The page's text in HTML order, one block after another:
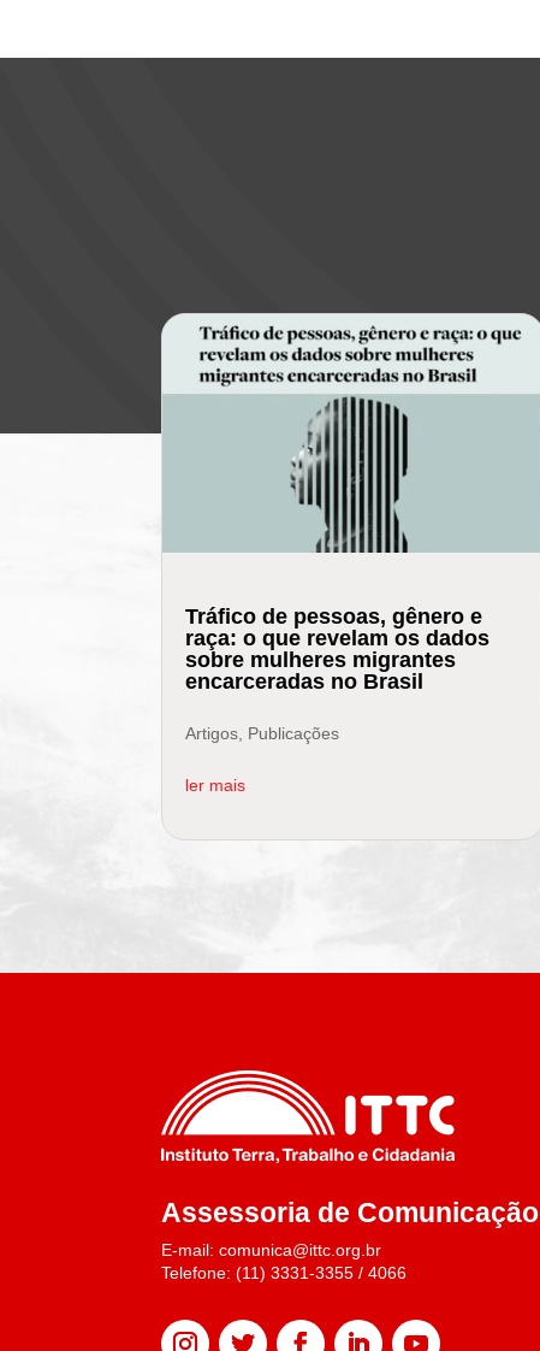
Tráfico de pessoas, gênero e
raça: o que revelam os dados
sobre mulheres migrantes
encarceradas no Brasil
Artigos, Publicações
ler mais
Assessoria de Comunicação
E-mail: comunica@ittc.org.br
Telefone: (11) 3331-3355 / 4066